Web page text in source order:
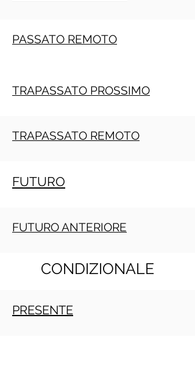
PASSATO REMOTO
TRAPASSATO PROSSIMO
TRAPASSATO REMOTO
FUTURO
FUTURO ANTERIORE
CONDIZIONALE
PRESENTE